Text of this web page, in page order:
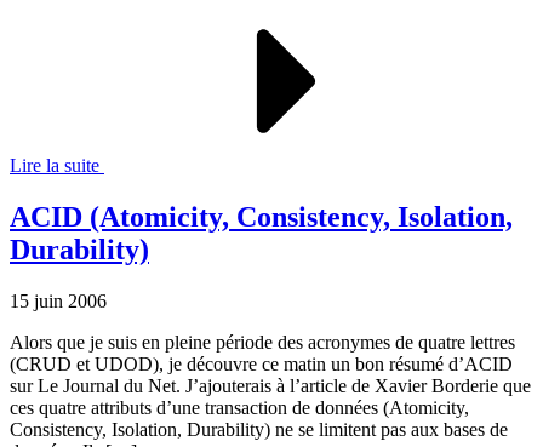
Lire la suite
ACID (Atomicity, Consistency, Isolation,
Durability)
15 juin 2006
Alors que je suis en pleine période des acronymes de quatre lettres
(CRUD et UDOD), je découvre ce matin un bon résumé d’ACID
sur Le Journal du Net. J’ajouterais à l’article de Xavier Borderie que
ces quatre attributs d’une transaction de données (Atomicity,
Consistency, Isolation, Durability) ne se limitent pas aux bases de